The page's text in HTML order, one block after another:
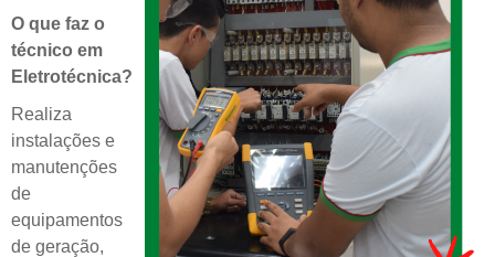
O que faz o
técnico em
Eletrotécnica?
Realiza
instalações e
manutenções
de
equipamentos
de geração,